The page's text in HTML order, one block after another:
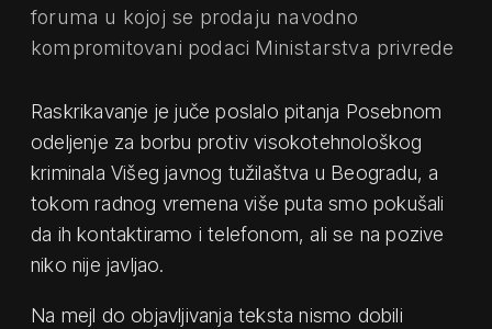
foruma u kojoj se prodaju navodno
kompromitovani podaci Ministarstva privrede
Raskrikavanje je juče poslalo pitanja Posebnom
odeljenje za borbu protiv visokotehnološkog
kriminala Višeg javnog tužilaštva u Beogradu, a
tokom radnog vremena više puta smo pokušali
da ih kontaktiramo i telefonom, ali se na pozive
niko nije javljao.
Na mejl do objavljivanja teksta nismo dobili